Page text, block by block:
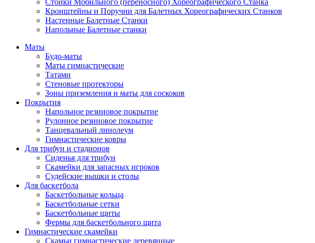
Кронштейны и Поручни для Балетных Хореографических Станков
Настенные Балетные Станки
Напольные Балетные станки
Маты
Будо-маты
Маты гимнастические
Татами
Стеновые протекторы
Зоны приземления и маты для соскоков
Покрытия
Напольное резиновое покрытие
Рулонное резиновое покрытие
Танцевальный линолеум
Гимнастические ковры
Для трибун и стадионов
Сиденья для трибун
Скамейки для запасных игроков
Судейские вышки и столы
Для баскетбола
Баскетбольные кольца
Баскетбольные сетки
Баскетбольные щиты
Фермы для баскетбольного щита
Гимнастические скамейки
Скамьи гимнастические деревянные